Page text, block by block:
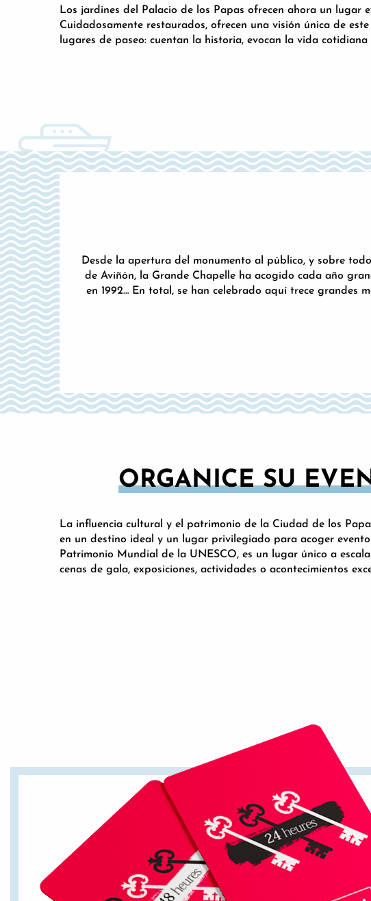
Los jardines del Palacio de los Papas ofrecen ahora un lugar
Cuidadosamente restaurados, ofrecen una visión única de
lugares de paseo: cuentan la historia, evocan la vida
Desde la apertura del monumento al público, y sobre
de Aviñón, la Grande Chapelle ha acogido cada año
en 1992… En total, se han celebrado aquí trece grandes
ORGANICE SU
La influencia cultural y el patrimonio de la Ciudad de los
en un destino ideal y un lugar privilegiado para acoger
Patrimonio Mundial de la UNESCO, es un lugar único a
cenas de gala, exposiciones, actividades o acontecimientos